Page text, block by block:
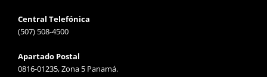
Central Telefónica
(507) 508-4500
Apartado Postal
0816-01235, Zona 5 Panamá.